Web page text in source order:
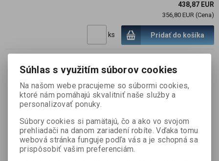
438,87 EUR
356,80 EUR (Cena)
ks Pridať do košíka
Prisadené stropné svietidlo
GLASSA, 2x60W, 230V, E27,
IP20, satinované sklo
SKU :
informujte sa
Stropné alebo nástenné svietidlo vyrobené
zo skla, ktoré je zosilnené dodatočnými
Súhlas s využitím súborov cookies
Na našom webe pracujeme so súbormi cookies,
ktoré nám pomáhajú skvalitniť naše služby a
personalizovať ponuky.
Súbory cookies si pamätajú, čo a ako vo svojom
prehliadači na danom zariadení robíte. Vďaka tomu
webová stránka funguje podľa vás a je schopná sa
prispôsobiť vašim preferenciám.